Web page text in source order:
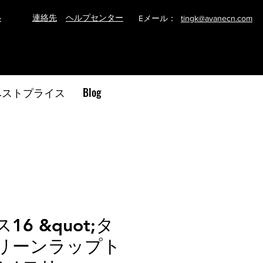
連絡先 ヘルプセンター Eメール： tingk@avanecn.com
トプライス Blog
16 &quot;タ
ーンラップト